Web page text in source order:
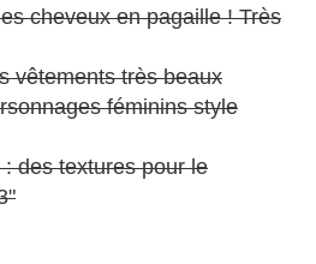
cheveux en pagaille ! Très
vêtements très beaux
féminins style
des textures pour le